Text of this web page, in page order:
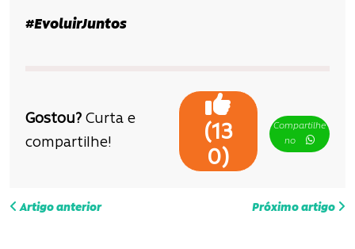
#EvoluirJuntos
Gostou? Curta e
compartilhe!
(13
0)
Compartilhe
no
N
Artigo anterior Próximo artigo